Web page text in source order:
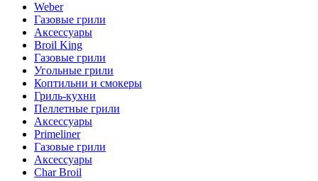
Weber
Газовые грили
Аксессуары
Broil King
Газовые грили
Угольные грили
Коптильни и смокеры
Гриль-кухни
Пеллетные грили
Аксессуары
Primeliner
Газовые грили
Аксессуары
Char Broil